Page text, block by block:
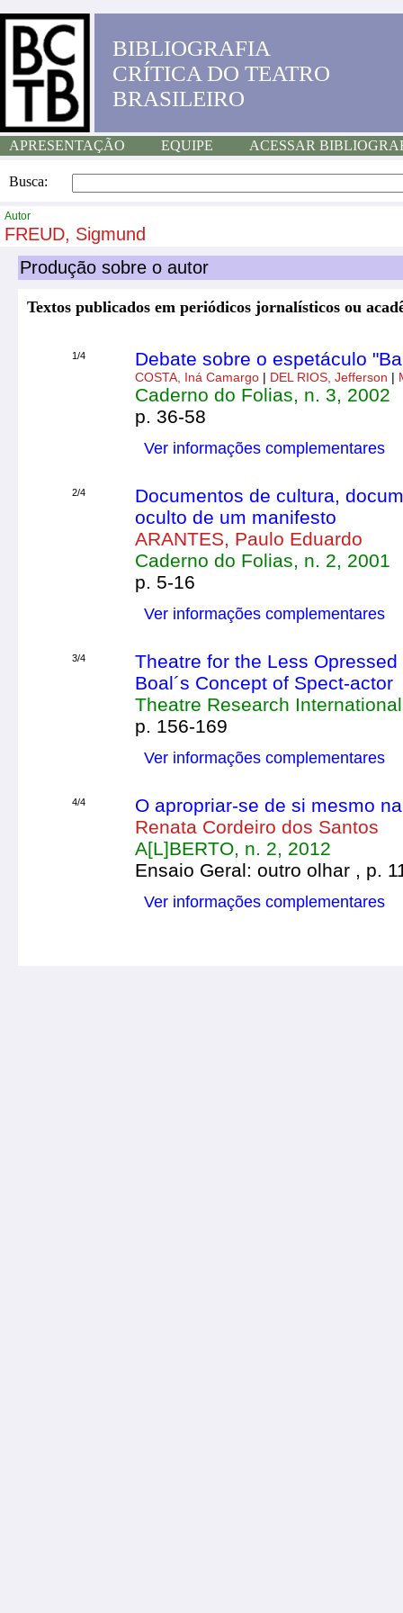
BIBLIOGRAFIA
CRÍTICA DO TEATRO
BRASILEIRO
APRESENTAÇÃO EQUIPE ACESSAR
Busca:
Autor
FREUD, Sigmund
Produção sobre o autor
Textos publicados em periódicos jornalísticos ou
1/4 Debate sobre o espetáculo
COSTA, Iná Camargo | DEL RIOS, Jefferson |
Caderno do Folias, n. 3, 2002
p. 36-58
Ver informações complementares
2/4
Documentos de cultura,
oculto de um manifesto
ARANTES, Paulo Eduardo
Caderno do Folias, n. 2, 2001
p. 5-16
Ver informações complementares
3/4
Theatre for the Less
Boal´s Concept of Spect-actor
Theatre Research
p. 156-169
Ver informações complementares
4/4
O apropriar-se de si mesmo
Renata Cordeiro dos Santos
A[L]BERTO, n. 2, 2012
Ensaio Geral: outro olhar , p.
Ver informações complementares